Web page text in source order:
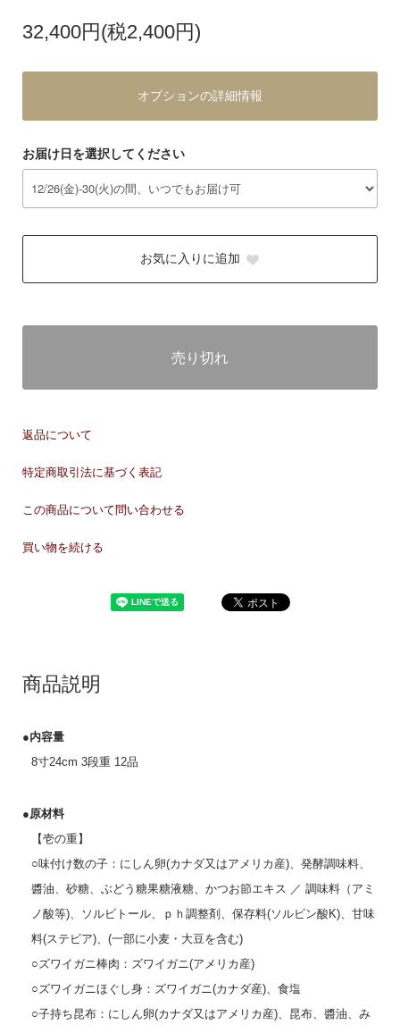
32,400円(税2,400円)
オプションの詳細情報
お届け日を選択してください
お気に入りに追加
売り切れ
返品について
特定商取引法に基づく表記
この商品について問い合わせる
買い物を続ける
商品説明
●内容量
8寸24cm 3段重 12品
●原材料
【壱の重】
○味付け数の子：にしん卵(カナダ又はアメリカ産)、発酵調味料、
醬油、砂糖、ぶどう糖果糖液糖、かつお節エキス ／ 調味料（アミ
ノ酸等)、ソルビトール、ｐｈ調整剤、保存料(ソルビン酸K)、甘味
料(ステビア)、(一部に小麦・大豆を含む)
○ズワイガニ棒肉：ズワイガニ(アメリカ産)
○ズワイガニほぐし身：ズワイガニ(カナダ産)、食塩
○子持ち昆布：にしん卵(カナダ又はアメリカ産)、昆布、醬油、み